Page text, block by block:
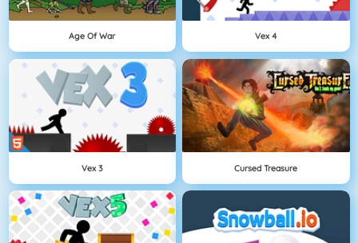
Age Of War Vex 4
Vex 3 Cursed Treasure